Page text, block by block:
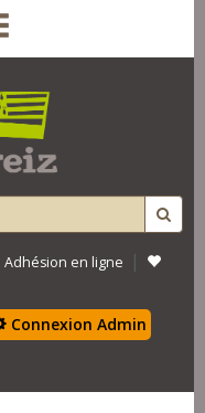
Adhésion en ligne |
Connexion Admin